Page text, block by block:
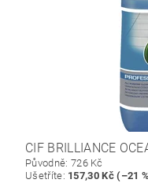
CIF BRILLIANCE
Původně: 726 Kč
Ušetříte: 157,30 Kč (–21